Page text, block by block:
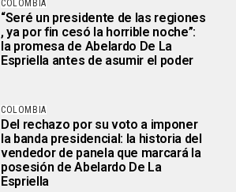
COLOMBIA
“Seré un presidente de las regiones
, ya por fin cesó la horrible noche”:
la promesa de Abelardo De La
Espriella antes de asumir el poder
COLOMBIA
Del rechazo por su voto a imponer
la banda presidencial: la historia del
vendedor de panela que marcará la
posesión de Abelardo De La
Espriella